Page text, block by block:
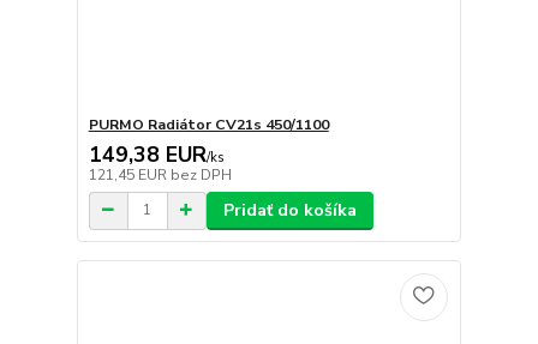
PURMO Radiátor CV21s 450/1100
149,38 EUR/ks
121,45 EUR bez DPH
Pridať do košíka